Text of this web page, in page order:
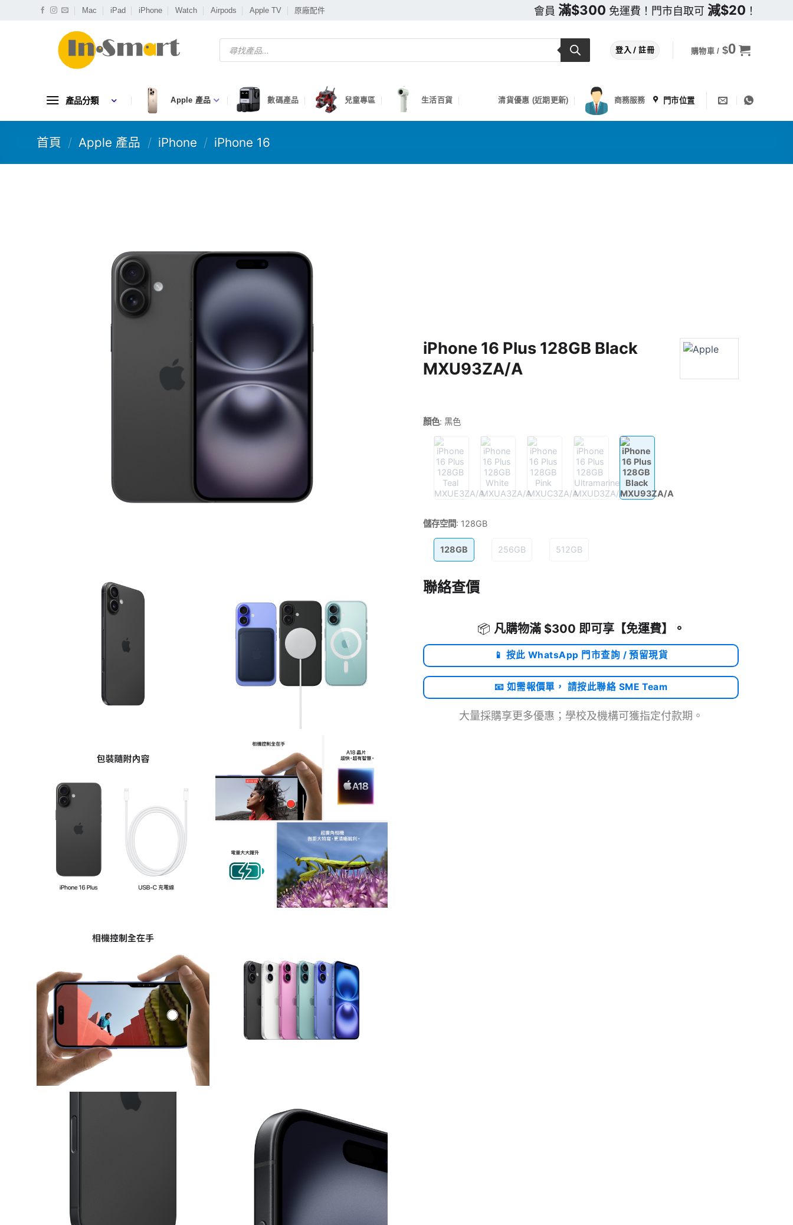
Mac iPad iPhone Watch Airpods Apple TV 原廠配件 會員 滿$300 免運費！門市自取可 減$20 ！
Products
search
登入 / 註冊 購物車 / $0
產品分類 Apple 產品 數碼產品 兒童專區 生活百貨 清貨優惠 (近期更新) 商務服務 門市位置
首頁 / Apple 產品 / iPhone / iPhone 16
iPhone 16 Plus 128GB Black
MXU93ZA/A
顏色: 黑色
儲存空間: 128GB
128GB 256GB 512GB
聯絡查價
📦 凡購物滿 $300 即可享【免運費】 。
📱 按此 WhatsApp 門市查詢 / 預留現貨
📧 如需報價單， 請按此聯絡 SME Team
大量採購享更多優惠；學校及機構可獲指定付款期。